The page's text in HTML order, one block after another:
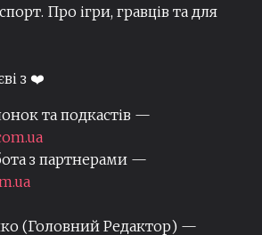
Про ігри, гравців та для
з ❤️
та подкастів —
з партнерами —
(Головний Редактор) —